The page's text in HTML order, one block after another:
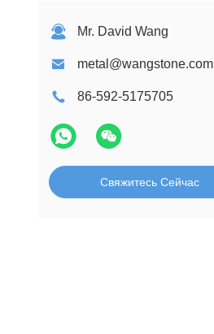
Mr. David Wang
metal@wangstone.com
86-592-5175705
Свяжитесь Сейчас